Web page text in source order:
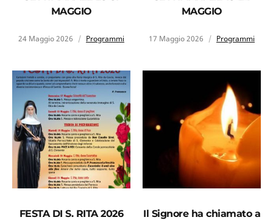
MAGGIO
24 Maggio 2026 Programmi
MAGGIO
17 Maggio 2026 Programmi
FESTA DI S. RITA 2026
Il Signore ha chiamato a